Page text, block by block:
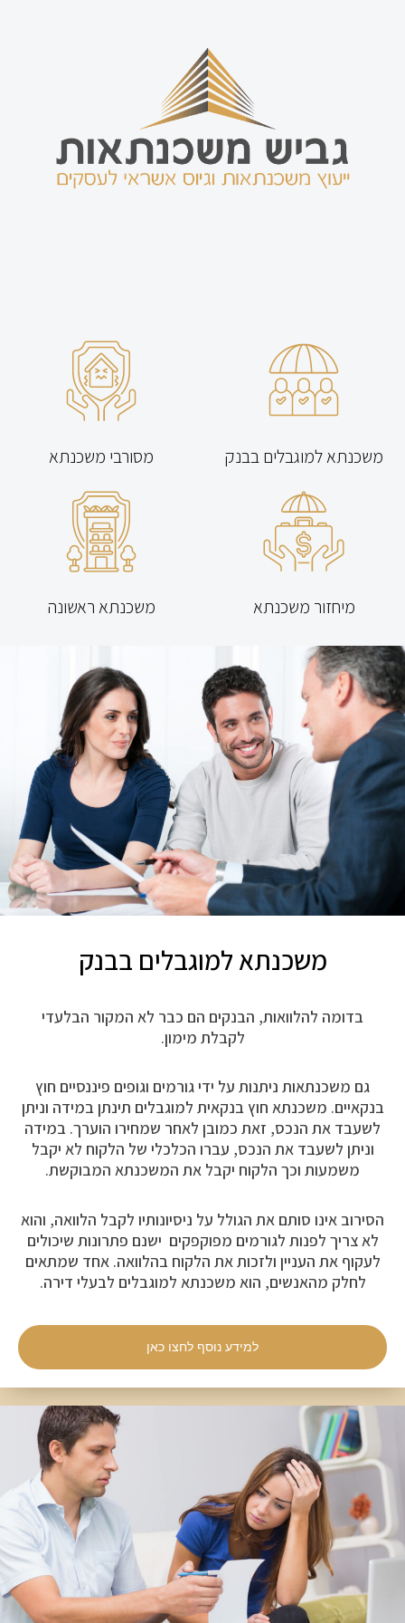
משכנתא למוגבלים בבנק מסורבי משכנתא
מיחזור משכנתא משכנתא ראשונה
משכנתא למוגבלים בבנק
בדומה להלוואות, הבנקים הם כבר לא המקור הבלעדי
לקבלת מימון.
גם משכנתאות ניתנות על ידי גורמים וגופים פיננסיים חוץ
בנקאיים. משכנתא חוץ בנקאית למוגבלים תינתן במידה וניתן
לשעבד את הנכס, זאת כמובן לאחר שמחירו הוערך. במידה
וניתן לשעבד את הנכס, עברו הכלכלי של הלקוח לא יקבל
משמעות וכך הלקוח יקבל את המשכנתא המבוקשת.
הסירוב אינו סותם את הגולל על ניסיונותיו לקבל הלוואה, והוא
לא צריך לפנות לגורמים מפוקפקים ישנם פתרונות שיכולים
לעקוף את העניין ולזכות את הלקוח בהלוואה. אחד שמתאים
לחלק מהאנשים, הוא משכנתא למוגבלים לבעלי דירה.
למידע נוסף לחצו כאן